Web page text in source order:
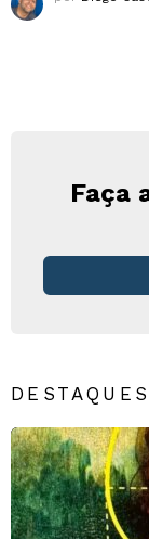
Faça
DESTAQUES